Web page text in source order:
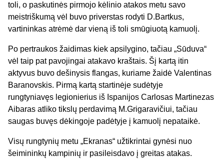
toli, o paskutinės pirmojo kėlinio atakos metu savo
meistriškumą vėl buvo priverstas rodyti D.Bartkus,
vartininkas atrėmė dar vieną iš toli smūgiuotą kamuolį.
Po pertraukos žaidimas kiek apsilygino, tačiau „Sūduva“
vėl taip pat pavojingai atakavo kraštais. Šį kartą itin
aktyvus buvo dešinysis flangas, kuriame žaidė Valentinas
Baranovskis. Pirmą kartą startinėje sudėtyje
rungtyniavęs legionierius iš Ispanijos Carlosas Martinezas
Aibaras atliko tikslų perdavimą M.Grigaravičiui, tačiau
saugas buvęs dėkingoje padėtyje į kamuolį nepataikė.
Visų rungtynių metu „Ekranas“ užtikrintai gynėsi nuo
šeimininkų kampinių ir pasileisdavo į greitas atakas.